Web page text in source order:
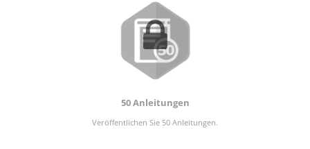
50 Anleitungen
Veröffentlichen Sie 50 Anleitungen.